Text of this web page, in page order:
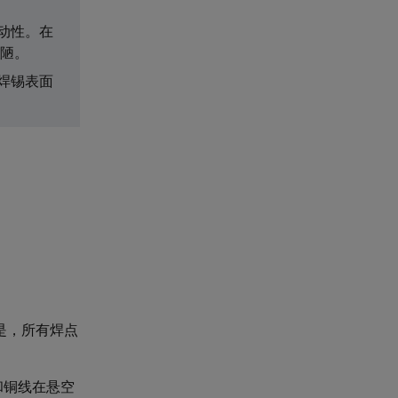
性。在
。
锡表面
，所有焊点
线在悬空